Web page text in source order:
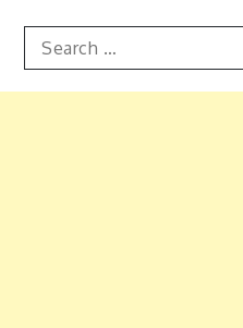
Search
for: